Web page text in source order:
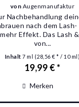
von Augenmanufaktur
Nachbehandlung
nach dem
Effekt. Das Lash
von...
Inhalt7 ml (28,56 € * / 10 ml)
19,99 € *
Merken